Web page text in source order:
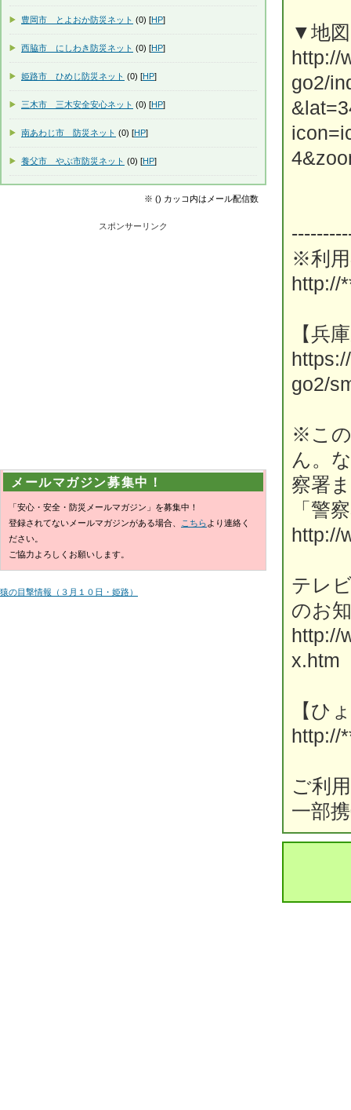
▼地
http://
go2/
※利用
http://
【兵
go2/
※この
ん。
察署
「警
http://
テレ
のお
http://
x.htm
【ひ
http://
ご利
一部
豊岡市 とよおか防災ネット (0) [HP]
西脇市 にしわき防災ネット (0) [HP]
姫路市 ひめじ防災ネット (0) [HP]
三木市 三木安全安心ネット (0) [HP]
南あわじ市 防災ネット (0) [HP]
養父市 やぶ市防災ネット (0) [HP]
※ () カッコ内はメール配信数
スポンサーリンク
メールマガジン募集中！
「安心・安全・防災メールマガジン」を募集中！
登録されてないメールマガジンがある場合、
こちら より連絡く
ださい。
ご協力よろしくお願いします。
猿の目撃情報（３月１０日・姫路）